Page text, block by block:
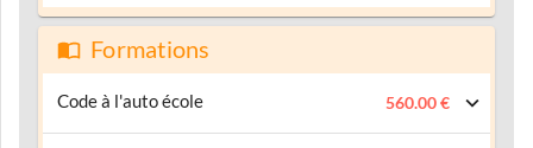
Formations
Code à l'auto école 560.00 €